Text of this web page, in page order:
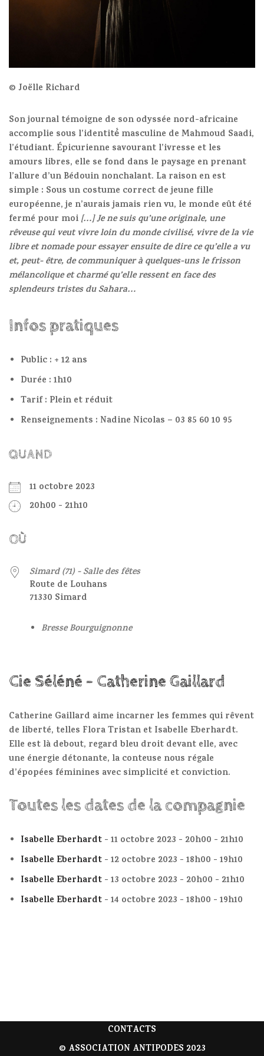
© Joëlle Richard
Son journal témoigne de son odyssée nord-africaine
accomplie sous l’identité́ masculine de Mahmoud Saadi,
l’étudiant. Épicurienne savourant l’ivresse et les
amours libres, elle se fond dans le paysage en prenant
l’allure d’un Bédouin nonchalant. La raison en est
simple : Sous un costume correct de jeune fille
européenne, je n’aurais jamais rien vu, le monde eût été
fermé pour moi[…] Je ne suis qu’une originale, une
rêveuse qui veut vivre loin du monde civilisé, vivre de la vie
libre et nomade pour essayer ensuite de dire ce qu’elle a vu
et, peut- être, de communiquer à quelques-uns le frisson
mélancolique et charmé qu’elle ressent en face des
splendeurs tristes du Sahara…
Infos pratiques
Public : + 12 ans
Durée : 1h10
Tarif : Plein et réduit
Renseignements : Nadine Nicolas – 03 85 60 10 95
QUAND
11 octobre 2023
20h00 - 21h10
OÙ
Simard (71) - Salle des fêtes
Route de Louhans
71330 Simard
Bresse Bourguignonne
Cie Séléné - Catherine Gaillard
Catherine Gaillard aime incarner les femmes qui rêvent
de liberté, telles Flora Tristan et Isabelle Eberhardt.
Elle est là debout, regard bleu droit devant elle, avec
une énergie détonante, la conteuse nous régale
d’épopées féminines avec simplicité et conviction.
Toutes les dates de la compagnie
Isabelle Eberhardt - 11 octobre 2023 - 20h00 - 21h10
Isabelle Eberhardt - 12 octobre 2023 - 18h00 - 19h10
Isabelle Eberhardt - 13 octobre 2023 - 20h00 - 21h10
Isabelle Eberhardt - 14 octobre 2023 - 18h00 - 19h10
CONTACTS
© ASSOCIATION ANTIPODES 2023